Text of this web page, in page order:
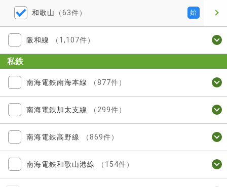
和歌山 （63件） 始
阪和線 （1,107件）
私鉄
南海電鉄南海本線 （877件）
南海電鉄加太支線 （299件）
南海電鉄高野線 （869件）
南海電鉄和歌山港線 （154件）